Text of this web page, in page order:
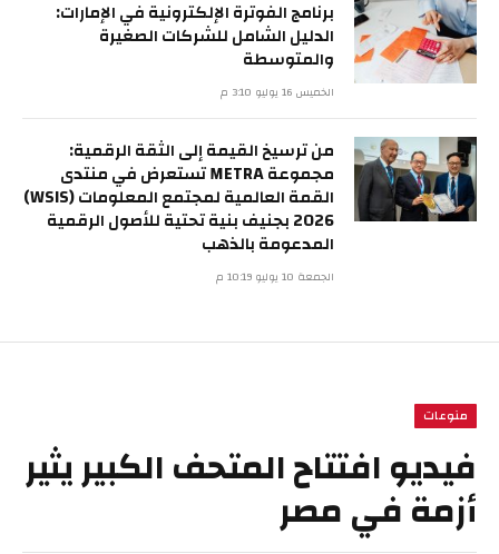
برنامج الفوترة الإلكترونية في الإمارات:
الدليل الشامل للشركات الصغيرة
والمتوسطة
الخميس 16 يوليو 3:10 م
من ترسيخ القيمة إلى الثقة الرقمية:
مجموعة METRA تستعرض في منتدى
القمة العالمية لمجتمع المعلومات (WSIS)
2026 بجنيف بنية تحتية للأصول الرقمية
المدعومة بالذهب
الجمعة 10 يوليو 10:19 م
منوعات
فيديو افتتاح المتحف الكبير يثير
أزمة في مصر